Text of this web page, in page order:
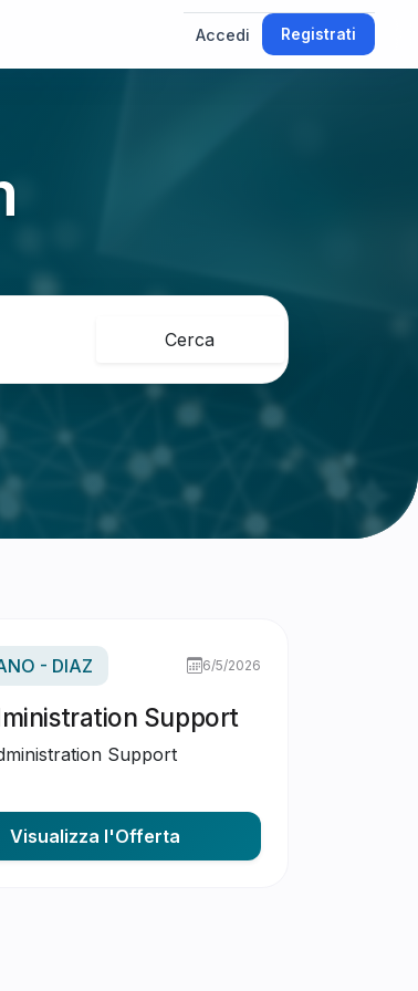
Accedi Registrati
Cerca
- DIAZ 6/5/2026
Support
Support
Visualizza l'Offerta